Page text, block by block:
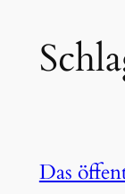
Das